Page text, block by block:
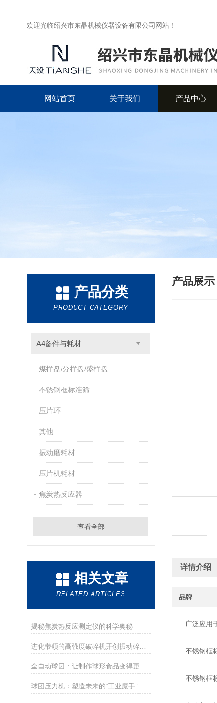
欢迎光临绍兴市东晶机械仪器设备有限公司网站！
网站首页 关于我们 产品中心
产品分类
PRODUCT CATEGORY
A4备件与耗材
煤样盘/分样盘/盛样盘
不锈钢框标准筛
压片环
其他
振动磨耗材
压片机耗材
焦炭热反应器
查看全部
相关文章
RELATED ARTICLES
揭秘焦炭热反应测定仪的科学奥秘
进化带领的高强度破碎机开创振动碎石新时代
球团压力机：塑造未来的“工业魔手”
产品展示
详情介绍
品牌
广泛应用于
不锈钢框标
不锈钢框标